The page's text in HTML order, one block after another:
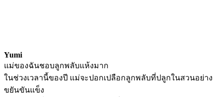
Yumi
แม่ของฉันชอบลูกพลับแห้งมาก
ในช่วงเวลานี้ของปี แม่จะปอกเปลือกลูกพลับที่ปลูกในสวนอย่าง
ขยันขันแข็ง